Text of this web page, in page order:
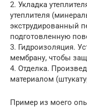
2. Укладка
утеплителя
экструдированный
подготовленную
3. Гидроизоляция.
мембрану, чтобы
4. Отделка.
материалом
Пример из моего